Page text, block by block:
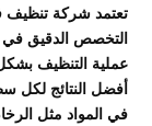
تعتمد شركة تنظيف
التخصص الدقيق في
عملية التنظيف
أفضل النتائج لكل
في المواد مثل